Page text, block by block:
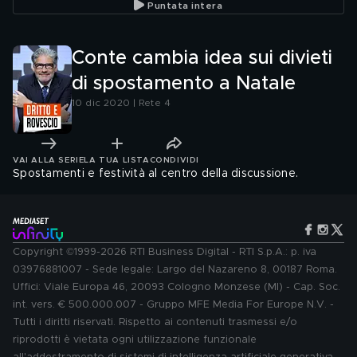
Puntata intera
Conte cambia idea sui divieti
di spostamento a Natale
10 dic 2020 | Rete 4
VAI ALLA SERIE LA TUA LISTA CONDIVIDI
Spostamenti e festività al centro della discussione.
Copyright ©1999-2026 RTI Business Digital - RTI S.p.A.: p. iva
03976881007 - Sede legale: Largo del Nazareno 8, 00187 Roma.
Uffici: Viale Europa 46, 20093 Cologno Monzese (MI) - Cap. Soc.
int. vers. € 500.000.007 - Gruppo MFE Media For Europe N.V. -
Tutti i diritti riservati. Rispetto ai contenuti trasmessi e/o
riprodotti è vietata ogni utilizzazione funzionale